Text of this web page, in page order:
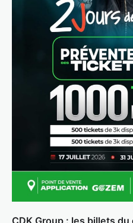
CDK Group : les billets